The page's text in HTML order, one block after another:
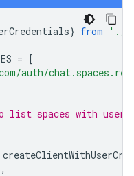
} from './
= [
auth/
list spaces with user
,